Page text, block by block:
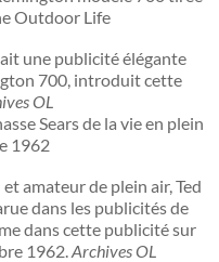
une publicité élégante
700, introduit cette
OL
amateur de plein air, Ted
dans les publicités de
dans cette publicité sur
1962. Archives OL